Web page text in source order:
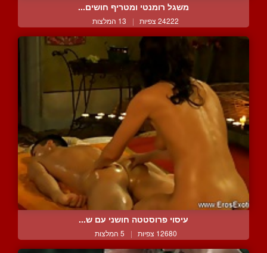
משגל רומנטי ומטריף חושים...
24222 צפיות | 13 המלצות
עיסוי פרוסטטה חושני עם ש...
12680 צפיות | 5 המלצות